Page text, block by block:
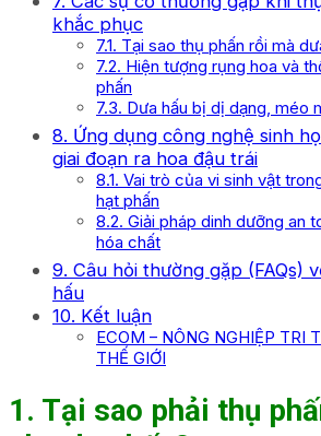
khắc phục
7.1. Tại sao thụ phấn rồi mà
7.2. Hiện tượng rụng hoa và
phấn
7.3. Dưa hấu bị dị dạng, méo
8. Ứng dụng công nghệ sinh
giai đoạn ra hoa đậu trái
8.1. Vai trò của vi sinh vật
hạt phấn
8.2. Giải pháp dinh dưỡng an
hóa chất
9. Câu hỏi thường gặp (FAQs)
hấu
10. Kết luận
ECOM – NÔNG NGHIỆP TRI
THẾ GIỚI
1. Tại sao phải thụ